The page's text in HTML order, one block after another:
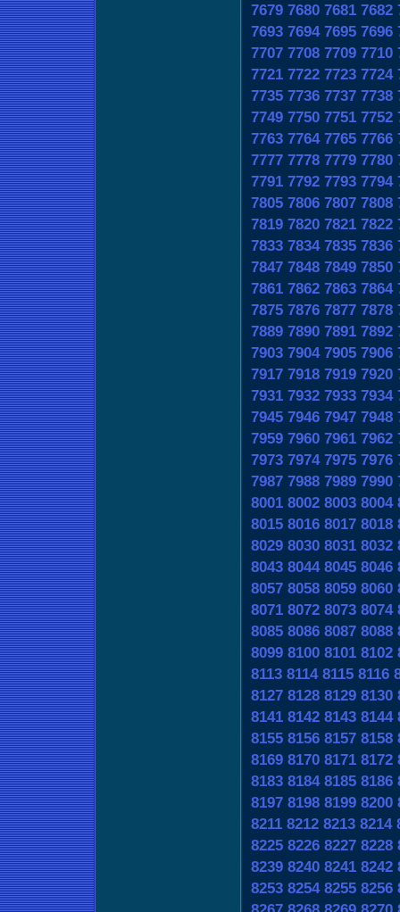
7679 7680 7681 7682
7693 7694 7695 7696
7707 7708 7709 7710
7721 7722 7723 7724
7735 7736 7737 7738
7749 7750 7751 7752
7763 7764 7765 7766
7777 7778 7779 7780
7791 7792 7793 7794
7805 7806 7807 7808
7819 7820 7821 7822
7833 7834 7835 7836
7847 7848 7849 7850
7861 7862 7863 7864
7875 7876 7877 7878
7889 7890 7891 7892
7903 7904 7905 7906
7917 7918 7919 7920
7931 7932 7933 7934
7945 7946 7947 7948
7959 7960 7961 7962
7973 7974 7975 7976
7987 7988 7989 7990
8001 8002 8003 8004
8015 8016 8017 8018
8029 8030 8031 8032
8043 8044 8045 8046
8057 8058 8059 8060
8071 8072 8073 8074
8085 8086 8087 8088
8099 8100 8101 8102
8113 8114 8115 8116
8127 8128 8129 8130
8141 8142 8143 8144
8155 8156 8157 8158
8169 8170 8171 8172
8183 8184 8185 8186
8197 8198 8199 8200
8211 8212 8213 8214
8225 8226 8227 8228
8239 8240 8241 8242
8253 8254 8255 8256